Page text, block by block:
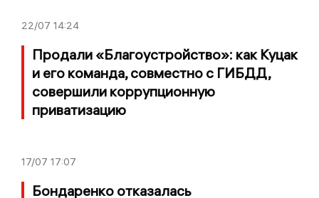
22/07 14:24
Продали «Благоустройство»: как Куцак
и его команда, совместно с ГИБДД,
совершили коррупционную
приватизацию
17/07 17:07
Бондаренко отказалась